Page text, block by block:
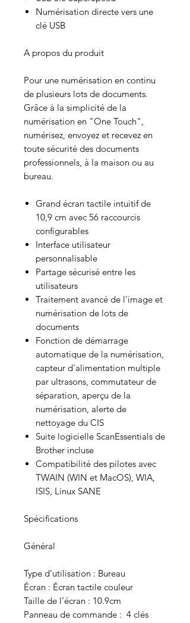
Numérisation directe vers une
clé USB
A propos du produit
Pour une numérisation en continu
de plusieurs lots de documents.
Grâce à la simplicité de la
numérisation en "One Touch",
numérisez, envoyez et recevez en
toute sécurité des documents
professionnels, à la maison ou au
bureau.
Grand écran tactile intuitif de
10,9 cm avec 56 raccourcis
configurables
Interface utilisateur
personnalisable
Partage sécurisé entre les
utilisateurs
Traitement avancé de l'image et
numérisation de lots de
documents
Fonction de démarrage
automatique de la numérisation,
capteur d'alimentation multiple
par ultrasons, commutateur de
séparation, aperçu de la
numérisation, alerte de
nettoyage du CIS
Suite logicielle ScanEssentials de
Brother incluse
Compatibilité des pilotes avec
TWAIN (WIN et MacOS), WIA,
ISIS, Linux SANE
Spécifications
Général
Type d’utilisation : Bureau
Écran : Écran tactile couleur
Taille de l’écran : 10.9cm
Panneau de commande : 4 clés